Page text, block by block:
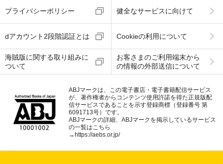
プライバシーポリシー 健全なサービスに向けて
dアカウント2段階認証とは Cookieの利用について
海賊版に関する取り組みに
ついて
お客さまのご利用端末から
の情報の外部送信について
ABJマークは、この電子書店・電子書籍配信サービス
が、著作権者からコンテンツ使用許諾を得た正規版配
信サービスであることを示す登録商標（登録番号 第
6091713号）です。
ABJマークの詳細、ABJマークを掲示しているサービス
の一覧はこちら
→ https://aebs.or.jp/